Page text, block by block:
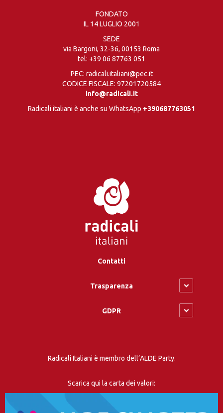
FONDATO
IL 14 LUGLIO 2001
SEDE
via Bargoni, 32-36, 00153 Roma
tel: +39 06 87763 051
PEC: radicali.italiani@pec.it
CODICE FISCALE: 97201720584
info@radicali.it
Radicali italiani è anche su WhatsApp +390687763051
Contatti
Trasparenza
GDPR
Radicali Italiani è membro dell’ALDE Party.
Scarica qui la carta dei valori: